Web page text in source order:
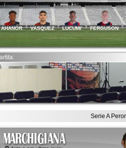
AHANOR VASQUEZ LUCUMI' FERGUSON
Serie A